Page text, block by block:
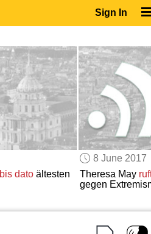
Sign In
bis datoältesten
8 June 2017
Theresa May
gegen